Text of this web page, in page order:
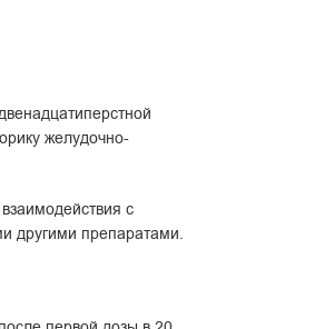
желудочно-
с
другими препаратами.